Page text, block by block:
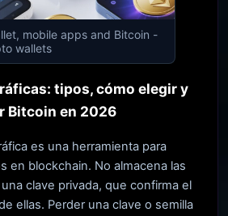
mobile apps and Bitcoin -
wallets
tipos, cómo elegir y
Bitcoin en 2026
es una herramienta para
en blockchain. No almacena las
clave privada, que confirma el
ellas. Perder una clave o semilla